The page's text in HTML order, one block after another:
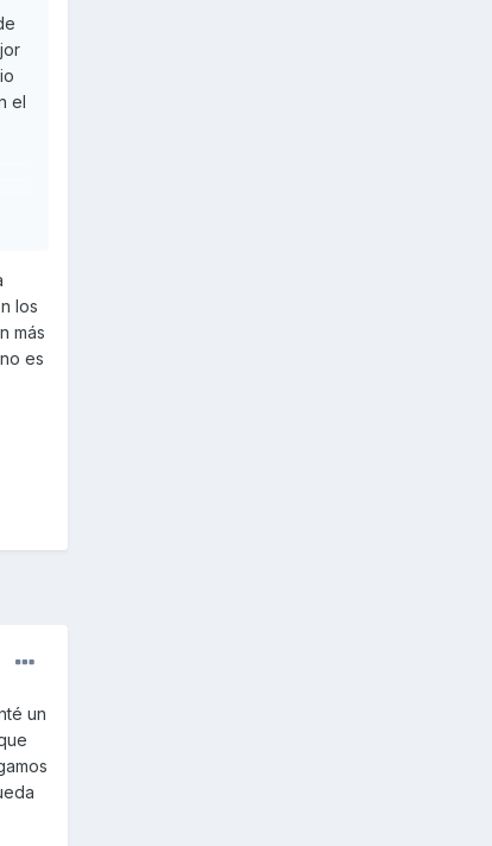
el
los
más
es
un